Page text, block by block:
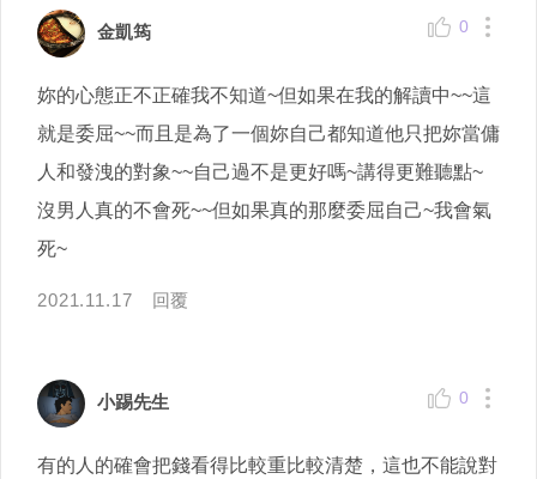
金凱筠 0
妳的心態正不正確我不知道~但如果在我的解讀中~~這
就是委屈~~而且是為了一個妳自己都知道他只把妳當傭
人和發洩的對象~~自己過不是更好嗎~講得更難聽點~
沒男人真的不會死~~但如果真的那麼委屈自己~我會氣
死~
2021.11.17 回覆
小踢先生 0
有的人的確會把錢看得比較重比較清楚，這也不能說對